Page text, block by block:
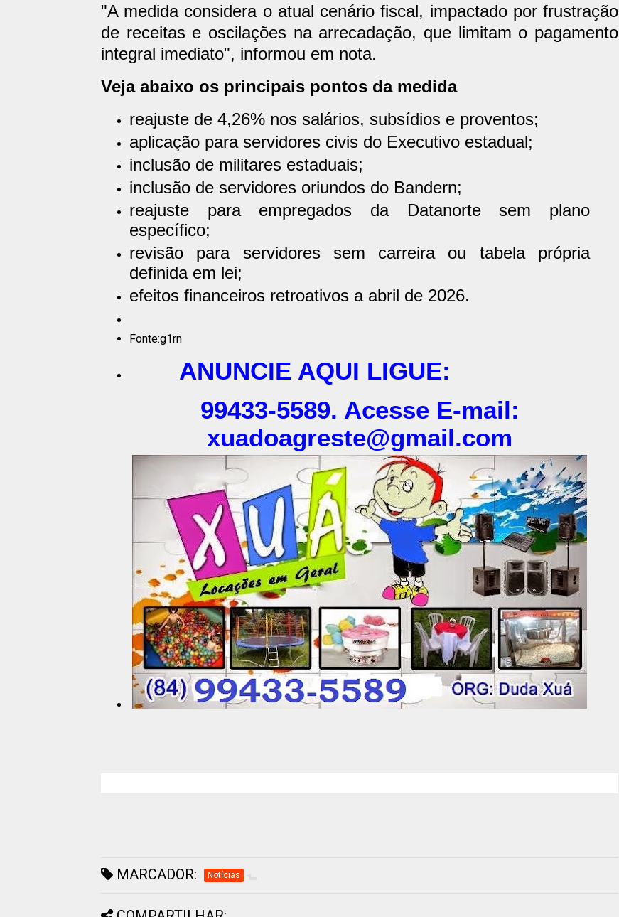
"A medida considera o atual cenário fiscal, impactado por frustração
de receitas e oscilações na arrecadação, que limitam o pagamento
integral imediato", informou em nota.
Veja abaixo os principais pontos da medida
reajuste de 4,26% nos salários, subsídios e proventos;
aplicação para servidores civis do Executivo estadual;
inclusão de militares estaduais;
inclusão de servidores oriundos do Bandern;
reajuste para empregados da Datanorte sem plano
específico;
revisão para servidores sem carreira ou tabela própria
definida em lei;
efeitos financeiros retroativos a abril de 2026.
Fonte:g1rn
ANUNCIE AQUI LIGUE:
99433-5589. Acesse E-mail:
xuadoagreste@gmail.com
MARCADOR: Notícias